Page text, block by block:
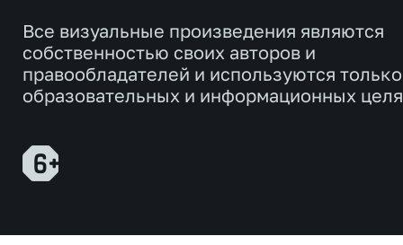
Все визуальные произведения являются
собственностью своих авторов и
правообладателей и используются
образовательных и информационных